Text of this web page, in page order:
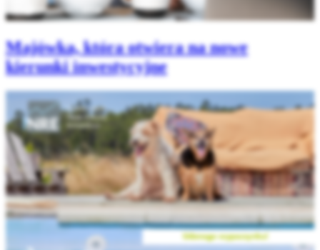
Majówka, która otwiera na nowe
kierunki inwestycyjne